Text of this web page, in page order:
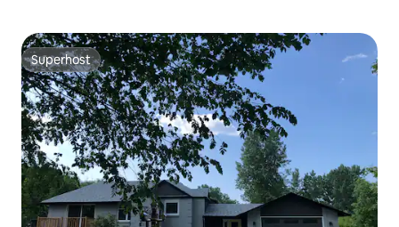
Superhost
Superhost